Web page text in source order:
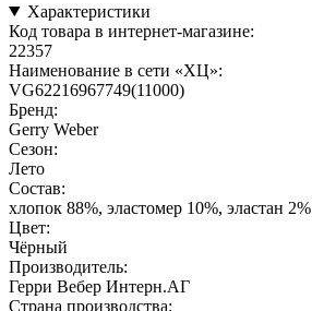
Характеристики
Код товара в интернет-магазине:
22357
Наименование в сети «ХЦ»:
VG62216967749(11000)
Бренд:
Gerry Weber
Сезон:
Лето
Состав:
хлопок 88%, эластомер 10%, эластан 2%
Цвет:
Чёрный
Производитель:
Герри Вебер Интерн.АГ
Страна производства: